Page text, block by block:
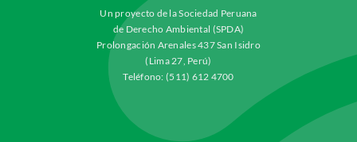
Un proyecto de la Sociedad Peruana
de Derecho Ambiental (SPDA)
Prolongación Arenales 437 San Isidro
(Lima 27, Perú)
Teléfono: (511) 612 4700